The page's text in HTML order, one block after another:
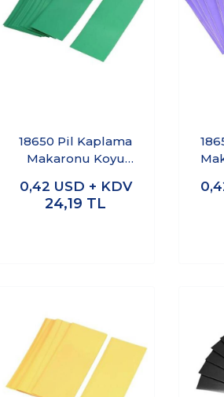
18650 Pil Kaplama
Makaronu Koyu
0,42 USD + KDV
24,19 TL